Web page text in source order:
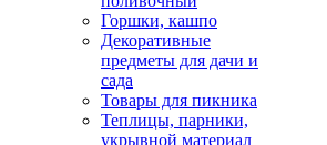
Горшки, кашпо
Декоративные
предметы для дачи и
сада
Товары для пикника
Теплицы, парники,
укрывной материал